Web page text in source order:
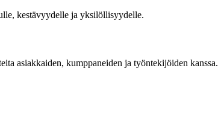
kestävyydelle ja yksilöllisyydelle.
asiakkaiden, kumppaneiden ja työntekijöiden kanssa.